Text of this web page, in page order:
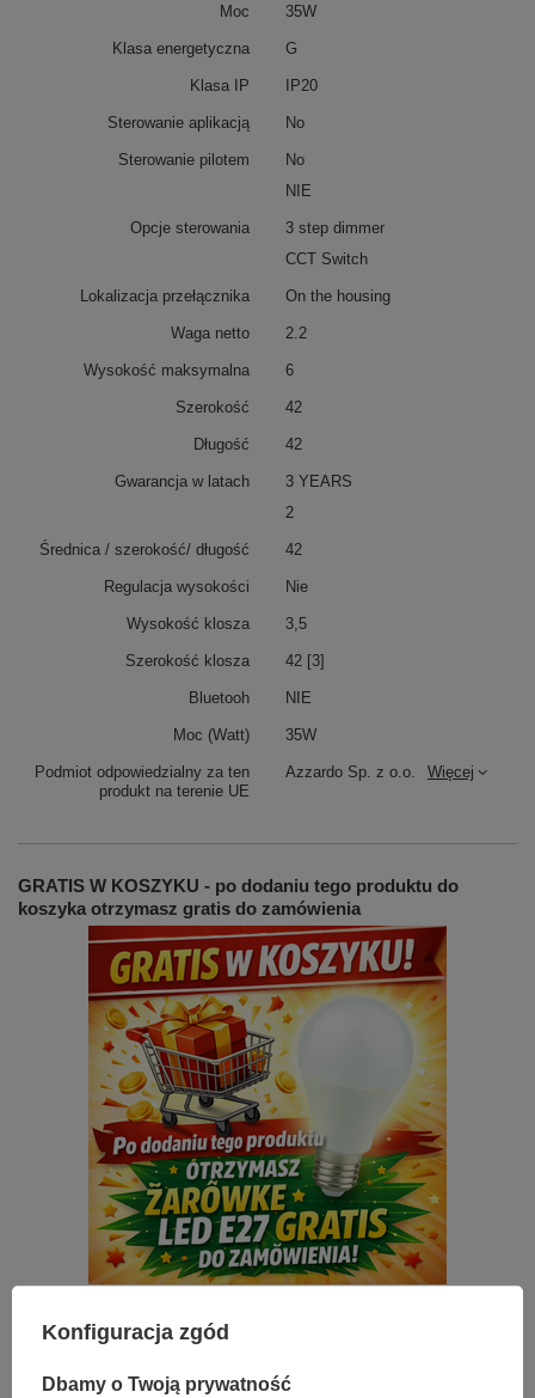
Podmiot odpowiedzialny za ten
produkt na terenie UE
Azzardo Sp. z o.o. Więcej
Moc 35W
Klasa energetyczna G
Klasa IP IP20
Sterowanie aplikacją No
Sterowanie pilotem
No
NIE
Opcje sterowania
3 step dimmer
CCT Switch
Lokalizacja przełącznika On the housing
Waga netto 2.2
Wysokość maksymalna 6
Szerokość 42
Długość 42
Gwarancja w latach
3 YEARS
2
Średnica / szerokość/ długość 42
Regulacja wysokości Nie
Wysokość klosza 3,5
Szerokość klosza 42 [3]
Bluetooh NIE
Moc (Watt) 35W
GRATIS W KOSZYKU - po dodaniu tego produktu do
koszyka otrzymasz gratis do zamówienia
Konfiguracja zgód
Dbamy o Twoją prywatność